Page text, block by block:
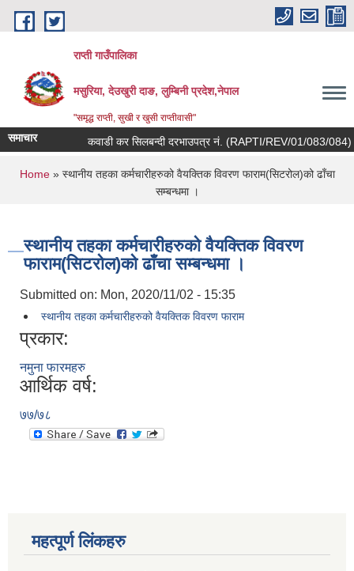
Skip to main content
राप्ती गाउँपालिका
मसुरिया, देउखुरी दाङ, लुम्बिनी प्रदेश,नेपाल
"समृद्ध राप्ती, सुखी र खुसी राप्तीवासी"
समाचार कवाडी कर सिलबन्दी दरभाउपत्र नं. (RAPTI/REV/01/083/084)
You are here
Home» स्थानीय तहका कर्मचारीहरुको वैयक्तिक विवरण फाराम(सिटरोल)को ढाँचा
सम्बन्धमा ।
स्थानीय तहका कर्मचारीहरुको वैयक्तिक विवरण
फाराम(सिटरोल)को ढाँचा सम्बन्धमा ।
Submitted on: Mon, 2020/11/02 - 15:35
स्थानीय तहका कर्मचारीहरुको वैयक्तिक विवरण फाराम
प्रकार:
नमुना फारमहरु
आर्थिक वर्ष:
७७/७८
महत्पूर्ण लिंकहरु